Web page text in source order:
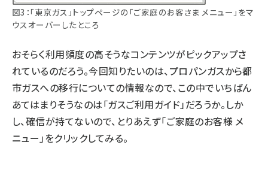
図3：「東京ガス」トップページの「ご家庭のお客さま メニュー」をマ
ウスオーバーしたところ
おそらく利用頻度の高そうなコンテンツがピックアップさ
れているのだろう。今回知りたいのは、プロパンガスから都
市ガスへの移行についての情報なので、この中でいちばん
あてはまりそうなのは「ガスご利用ガイド」だろうか。しか
し、確信が持てないので、とりあえず「ご家庭のお客様 メ
ニュー」をクリックしてみる。